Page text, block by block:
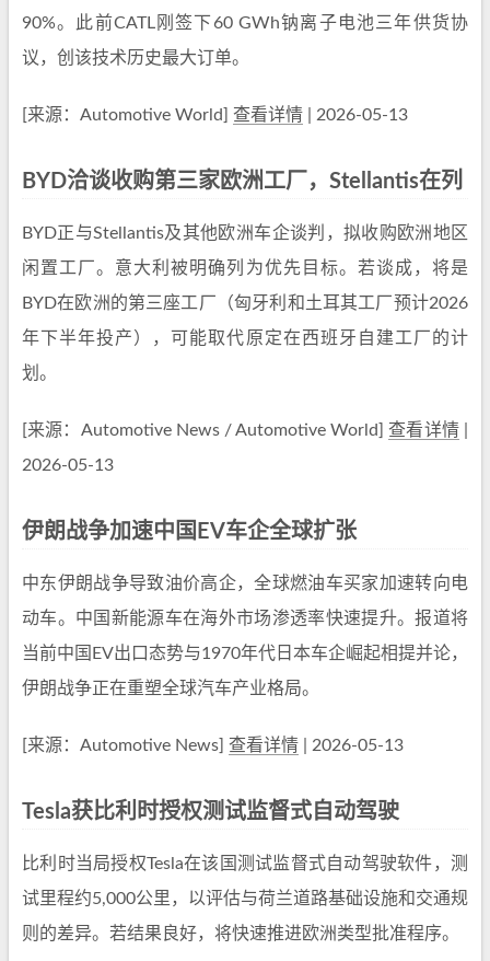
90%。此前CATL刚签下60 GWh钠离子电池三年供货协
议，创该技术历史最大订单。
[来源：Automotive World] 查看详情 | 2026-05-13
BYD洽谈收购第三家欧洲工厂，Stellantis在列
BYD正与Stellantis及其他欧洲车企谈判，拟收购欧洲地区
闲置工厂。意大利被明确列为优先目标。若谈成，将是
BYD在欧洲的第三座工厂（匈牙利和土耳其工厂预计2026
年下半年投产），可能取代原定在西班牙自建工厂的计
划。
[来源：Automotive News / Automotive World]查看详情|
2026-05-13
伊朗战争加速中国EV车企全球扩张
中东伊朗战争导致油价高企，全球燃油车买家加速转向电
动车。中国新能源车在海外市场渗透率快速提升。报道将
当前中国EV出口态势与1970年代日本车企崛起相提并论，
伊朗战争正在重塑全球汽车产业格局。
[来源：Automotive News] 查看详情 | 2026-05-13
Tesla获比利时授权测试监督式自动驾驶
比利时当局授权Tesla在该国测试监督式自动驾驶软件，测
试里程约5,000公里，以评估与荷兰道路基础设施和交通规
则的差异。若结果良好，将快速推进欧洲类型批准程序。